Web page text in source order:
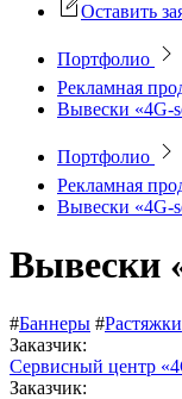
Оставить
Портфолио
Рекламная
Вывески «4G-
Портфолио
Рекламная
Вывески «4G-
Вывески
#Баннеры #Растяжки
Заказчик:
Сервисный центр
Заказчик: